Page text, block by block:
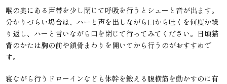
喉の奥にある声帯を少し閉じて呼吸を行うとシューと音が出ます。
分かりづらい場合は、ハーと声を出しながら口から吐くを何度か繰
り返し、ハーと言いながら口を閉じて行ってみてください。日頃猫
背のかたは胸の前や鎖骨まわりを開いてから行うのがおすすめで
す。
寝ながら行うドローインなども体幹を鍛える腹横筋を動かすのに有